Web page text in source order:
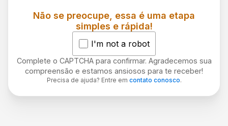
Não se preocupe, essa é uma etapa
simples e rápida!
I'm not a robot
Complete o CAPTCHA para confirmar. Agradecemos sua
compreensão e estamos ansiosos para te receber!
Precisa de ajuda? Entre em contato conosco.